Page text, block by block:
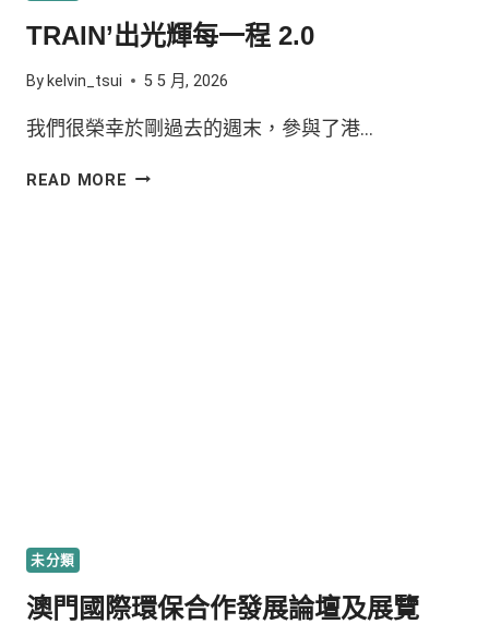
TRAIN’出光輝每一程 2.0
By kelvin_tsui 5 5 月, 2026
我們很榮幸於剛過去的週末，參與了港…
READ MORE
未分類
澳門國際環保合作發展論壇及展覽